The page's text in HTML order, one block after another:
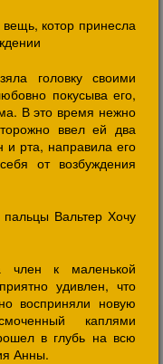
котор принесла
головку своими
покусыва его,
В это время нежно
ввел ей два
и рта, направила его
от возбуждения
Вальтер Хочу
член к маленькой
удивлен, что
восприняли новую
каплями
в глубь на всю
Анны.